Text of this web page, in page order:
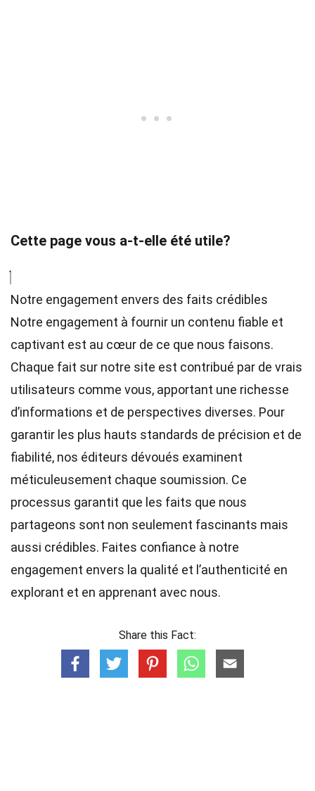
Cette page vous a-t-elle été utile?
Notre engagement envers des faits crédibles
Notre engagement à fournir un contenu fiable et
captivant est au cœur de ce que nous faisons.
Chaque fait sur notre site est contribué par de vrais
utilisateurs comme vous, apportant une richesse
d’informations et de perspectives diverses. Pour
garantir les plus hauts standards de précision et de
fiabilité, nos éditeurs dévoués examinent
méticuleusement chaque soumission. Ce
processus garantit que les faits que nous
partageons sont non seulement fascinants mais
aussi crédibles. Faites confiance à notre
engagement envers la qualité et l’authenticité en
explorant et en apprenant avec nous.
Share this Fact: